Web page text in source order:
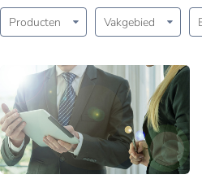
Producten Vakgebied